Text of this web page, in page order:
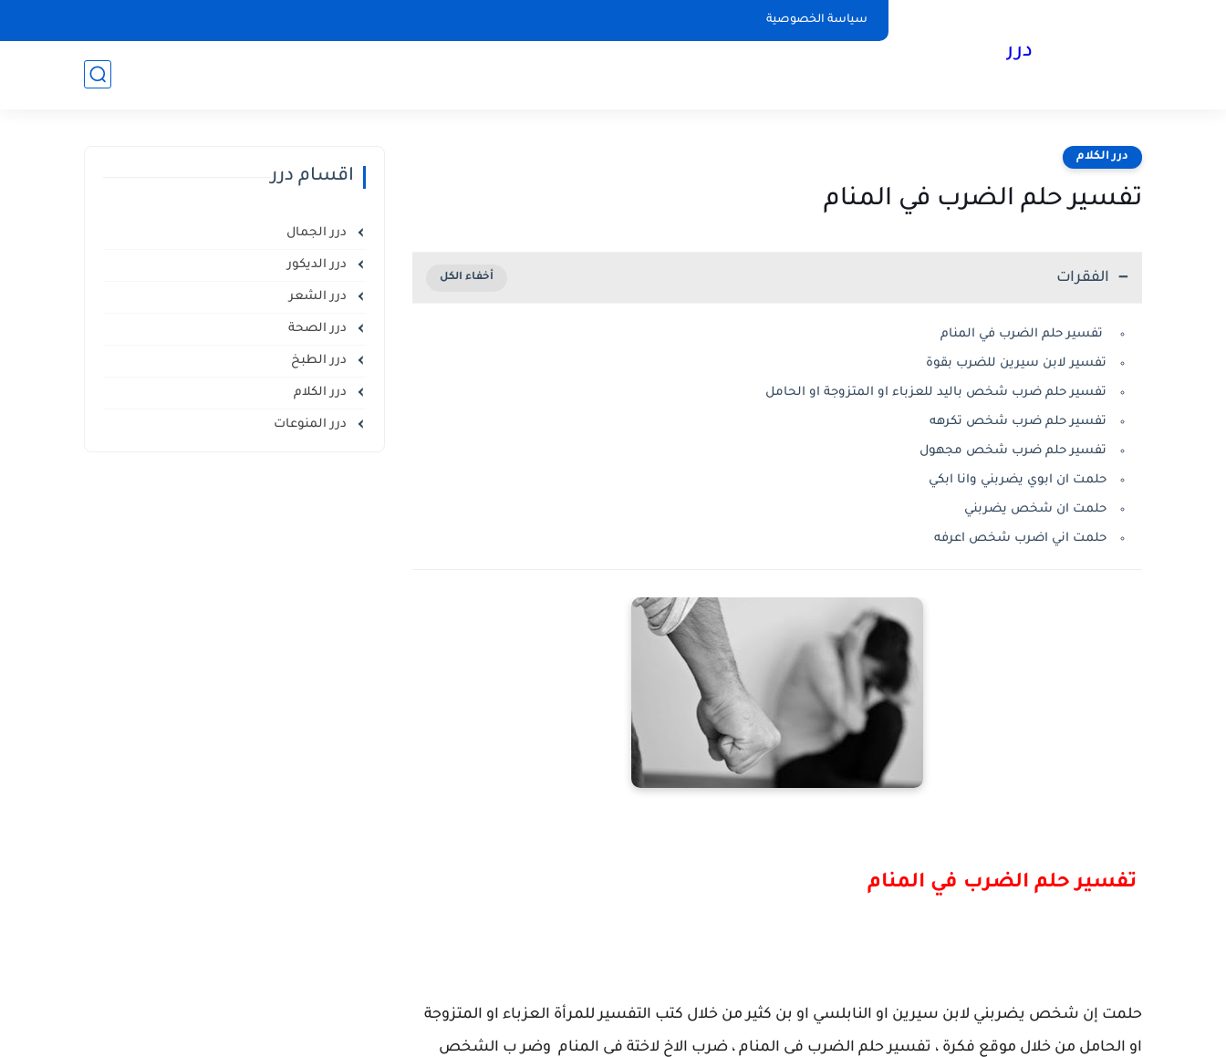
سياسة الخصوصية
درر
درر الكلام
تفسير حلم الضرب في المنام
الفقرات
تفسير حلم الضرب في المنام
تفسير لابن سيرين للضرب بقوة
تفسير حلم ضرب شخص باليد للعزباء او المتزوجة او الحامل
تفسير حلم ضرب شخص تكرهه
تفسير حلم ضرب شخص مجهول
حلمت ان ابوي يضربني وانا ابكي
حلمت ان شخص يضربني
حلمت اني اضرب شخص اعرفه
تفسير حلم الضرب في المنام
حلمت إن شخص يضربني لابن سيرين او النابلسي او بن كثير من خلال كتب التفسير للمرأة العزباء او المتزوجة
او الحامل من خلال موقع فكرة ، تفسير حلم الضرب فى المنام ، ضرب الاخ لاختة فى المنام وضر ب الشخص
اقسام درر
درر الجمال
درر الديكور
درر الشعر
درر الصحة
درر الطبخ
درر الكلام
درر المنوعات